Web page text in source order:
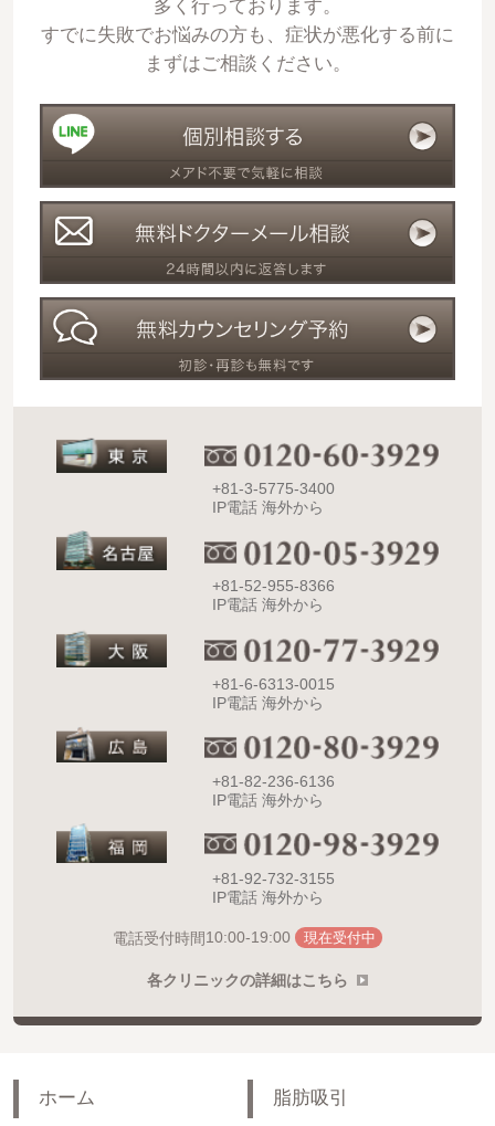
多く行っております。
すでに失敗でお悩みの方も、症状が悪化する前に
まずはご相談ください。
+81-3-5775-3400
IP電話 海外から
+81-52-955-8366
IP電話 海外から
+81-6-6313-0015
IP電話 海外から
+81-82-236-6136
IP電話 海外から
+81-92-732-3155
IP電話 海外から
電話受付時間10:00-19:00 現在受付中
各クリニックの詳細はこちら
ホーム 脂肪吸引